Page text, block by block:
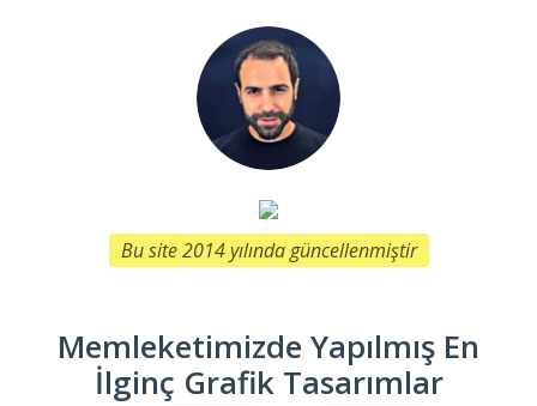
Bu site 2014 yılında güncellenmiştir
Memleketimizde Yapılmış En
İlginç Grafik Tasarımlar